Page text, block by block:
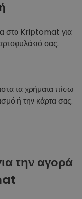
στο Kriptomat για
σας.
τα χρήματα πίσω
ή την κάρτα σας.
την αγορά